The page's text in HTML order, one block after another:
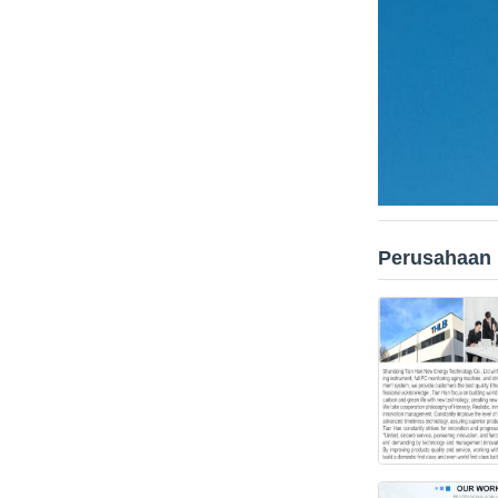
Perusahaan